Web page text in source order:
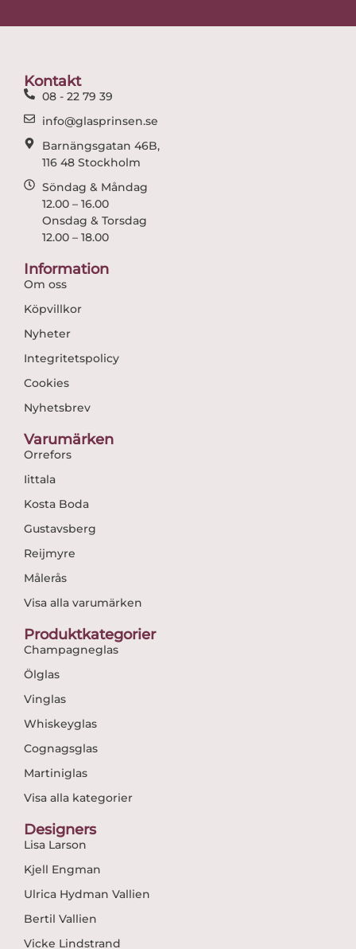
Kontakt
08 - 22 79 39
info@glasprinsen.se
Barnängsgatan 46B,
116 48 Stockholm
Söndag & Måndag
12.00 – 16.00
Onsdag & Torsdag
12.00 – 18.00
Information
Om oss
Köpvillkor
Nyheter
Integritetspolicy
Cookies
Nyhetsbrev
Varumärken
Orrefors
Iittala
Kosta Boda
Gustavsberg
Reijmyre
Målerås
Visa alla varumärken
Produktkategorier
Champagneglas
Ölglas
Vinglas
Whiskeyglas
Cognagsglas
Martiniglas
Visa alla kategorier
Designers
Lisa Larson
Kjell Engman
Ulrica Hydman Vallien
Bertil Vallien
Vicke Lindstrand